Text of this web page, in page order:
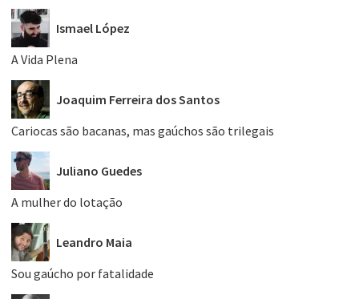
Ismael López
A Vida Plena
Joaquim Ferreira dos Santos
Cariocas são bacanas, mas gaúchos são trilegais
Juliano Guedes
A mulher do lotação
Leandro Maia
Sou gaúcho por fatalidade